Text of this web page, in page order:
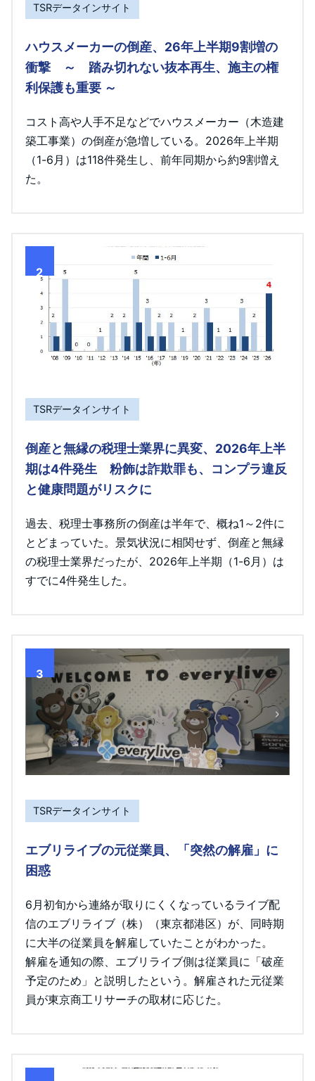
TSRデータインサイト
ハウスメーカーの倒産、26年上半期9割増の
衝撃 ～ 踏み切れない抜本再生、施主の権
利保護も重要 ～
コスト高や人手不足などでハウスメーカー（木造建
築工事業）の倒産が急増している。2026年上半期
（1-6月）は118件発生し、前年同期から約9割増え
た。
2
TSRデータインサイト
倒産と無縁の税理士業界に異変、2026年上半
期は4件発生 粉飾は詐欺罪も、コンプラ違反
と健康問題がリスクに
過去、税理士事務所の倒産は半年で、概ね1～2件に
とどまっていた。景気状況に相関せず、倒産と無縁
の税理士業界だったが、2026年上半期（1-6月）は
すでに4件発生した。
3
TSRデータインサイト
エブリライブの元従業員、「突然の解雇」に
困惑
6月初旬から連絡が取りにくくなっているライブ配
信のエブリライブ（株）（東京都港区）が、同時期
に大半の従業員を解雇していたことがわかった。
解雇を通知の際、エブリライブ側は従業員に「破産
予定のため」と説明したという。解雇された元従業
員が東京商工リサーチの取材に応じた。